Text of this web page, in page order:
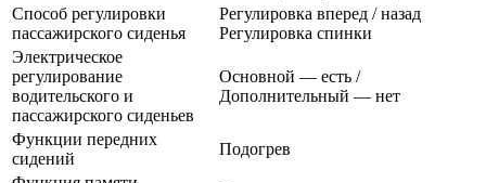
Способ регулировки
пассажирского сиденья
Регулировка вперед / назад
Регулировка спинки
Электрическое
регулирование
водительского и
пассажирского сиденьев
Основной — есть /
Дополнительный — нет
Функции передних
сидений
Подогрев